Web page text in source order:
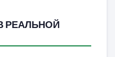
В РЕАЛЬНОЙ